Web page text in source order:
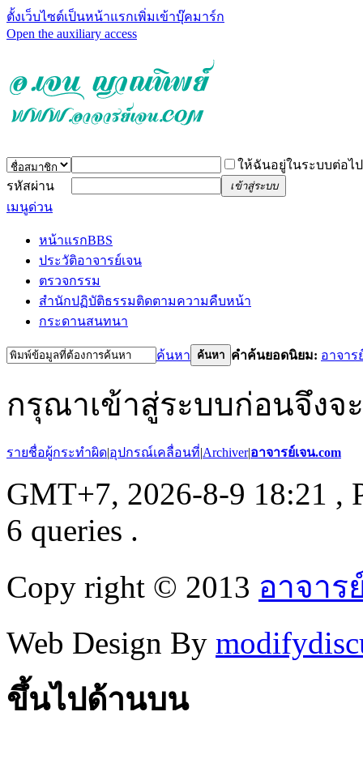
ตั้งเว็บไซต์เป็นหน้าแรกเพิ่มเข้าบุ๊คมาร์ก
Open the auxiliary access
ให้ฉันอยู่ในระบบต่อไป
รหัสผ่าน
เข้าสู่ระบบ
เมนูด่วน
หน้าแรกBBS
ประวัติอาจารย์เจน
ตรวจกรรม
สำนักปฏิบัติธรรมติดตามความคืบหน้า
กระดานสนทนา
ค้นหา ค้นหา คำค้นยอดนิยม: อาจาร
กรุณาเข้าสู่ระบบก่อนจึงจ
รายชื่อผู้กระทำผิด|อุปกรณ์เคลื่อนที่|Archiver|อาจารย์เจน.com
GMT+7, 2026-8-9 18:21 ,
6 queries .
Copy right © 2013 อาจาร
Web Design By
ขึ้นไปด้านบน